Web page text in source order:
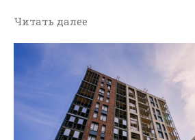
Читать далее